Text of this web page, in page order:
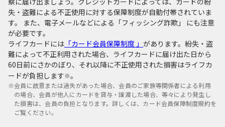
失・盗難による不正使用に対する保障制度が自動付帯されていま
す。 また、電子メールなどによる「フィッシング詐欺」 にも注意
が必要です。
ライフカードには 「カード会員保障制度 」 があります。紛失・盗
難によって不正利用された場合、ライフカードに届け出た日から
60日前にさかのぼり、それ以降に不正使用された損害はライフカ
ードが負担します※。
※会員に故意または過失があった場合、会員のご家族等関係者による利用
の場合、会員が他人にカードを貸与・譲渡した場合、等々により発生し
た損害は、会員の負担となります。詳しくは、カード会員保障制度規約を
ご覧ください。